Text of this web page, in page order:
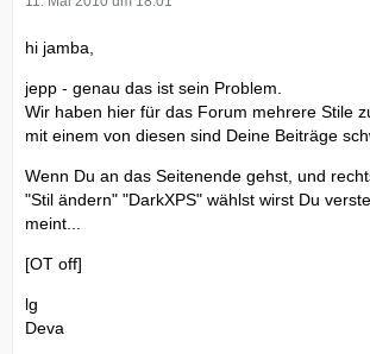
hi jamba,
jepp - genau das ist sein Problem.
Wir haben hier für das Forum mehrere Stile
mit einem von diesen sind Deine Beiträge
Wenn Du an das Seitenende gehst, und
"Stil ändern" "DarkXPS" wählst wirst Du
meint...
[OT off]
lg
Deva